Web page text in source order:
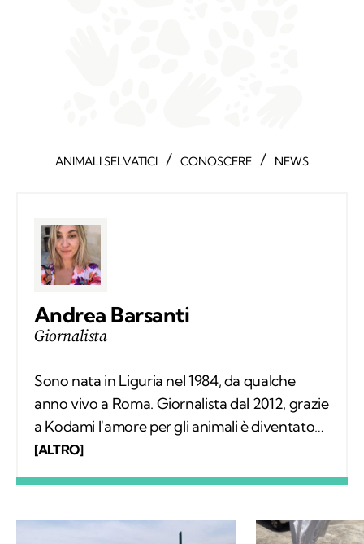
ANIMALI SELVATICI / CONOSCERE / NEWS
Andrea Barsanti
Giornalista
Sono nata in Liguria nel 1984, da qualche
anno vivo a Roma. Giornalista dal 2012, grazie
a Kodami l'amore per gli animali è diventato
un lavoro attraverso cui provo a fare la
libero tanti libri, qualche viaggio e una
[ALTRO]